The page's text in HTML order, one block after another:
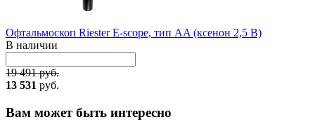
Офтальмоскоп Riester E-scope, тип AA (ксенон 2,5 B)
В наличии
19 491 руб.
13 531 руб.
Вам может быть интересно